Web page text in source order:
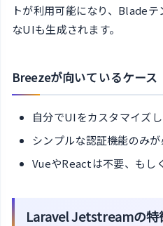
トが利用可能になり、Blade
なUIも生成されます。
Breezeが向いているケース
自分でUIをカスタマイズ
シンプルな認証機能のみ
VueやReactは不要、もし
Laravel Jetstreamの特